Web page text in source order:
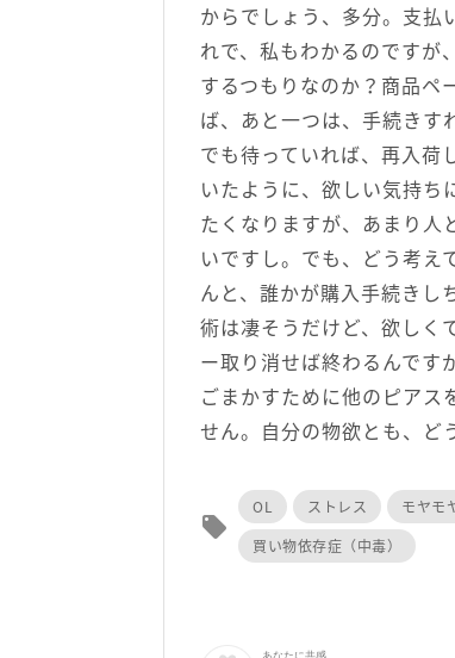
からでしょう、多分。支払
れで、私もわかるのですが
するつもりなのか？商品ペ
ば、あと一つは、手続きす
でも待っていれば、再入荷
いたように、欲しい気持ち
たくなりますが、あまり人
いですし。でも、どう考
んと、誰かが購入手続きし
術は凄そうだけど、欲しく
ー取り消せば終わるんです
ごまかすために他のピアス
せん。自分の物欲とも、ど
local_offer
OL ストレス モヤモ
買い物依存症（中毒）
あなたに共感